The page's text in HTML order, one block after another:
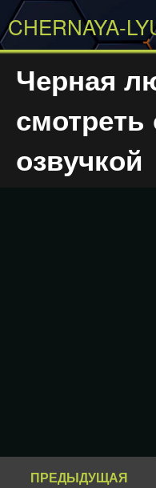
CHERNAYA-
Черная
озвучкой
ПРЕДЫДУЩАЯ